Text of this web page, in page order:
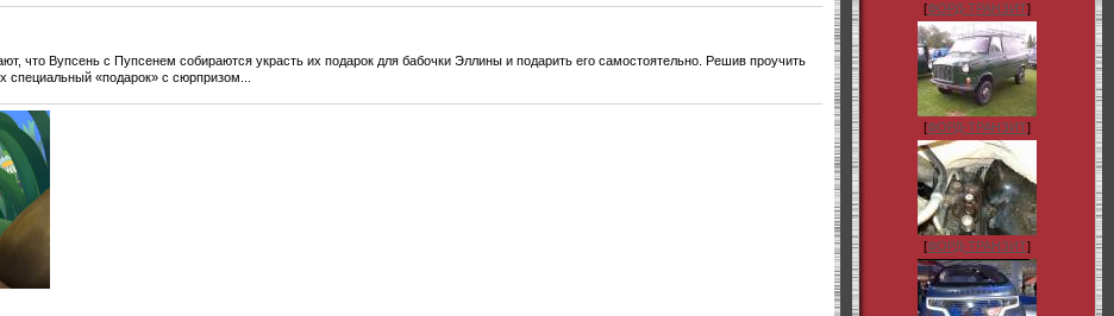
что Вупсень с Пупсенем собираются украсть их подарок для бабочки Эллины и подарить его самостоятельно. Решив проучить
специальный «подарок» с сюрпризом...
[ФОРД-ТРАНЗИТ]
[ФОРД-ТРАНЗИТ]
[ФОРД-ТРАНЗИТ]